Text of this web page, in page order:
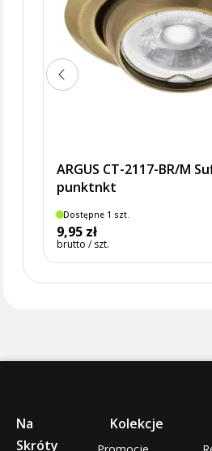
ARGUS CT-2117-BR/M
punktnkt
Dostępne 1 szt.
9,95 zł
brutto / szt.
Na
Skróty
Kolekcje